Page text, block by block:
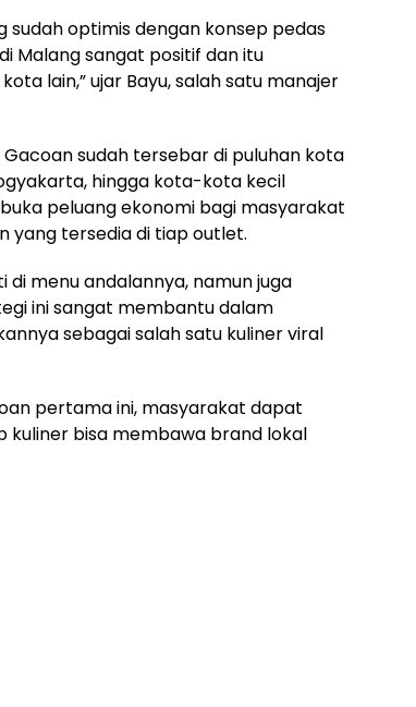
sudah optimis dengan konsep pedas
Malang sangat positif dan itu
lain,” ujar Bayu, salah satu manajer
sudah tersebar di puluhan kota
hingga kota-kota kecil
peluang ekonomi bagi masyarakat
yang tersedia di tiap outlet.
di menu andalannya, namun juga
ini sangat membantu dalam
sebagai salah satu kuliner viral
pertama ini, masyarakat dapat
kuliner bisa membawa brand lokal